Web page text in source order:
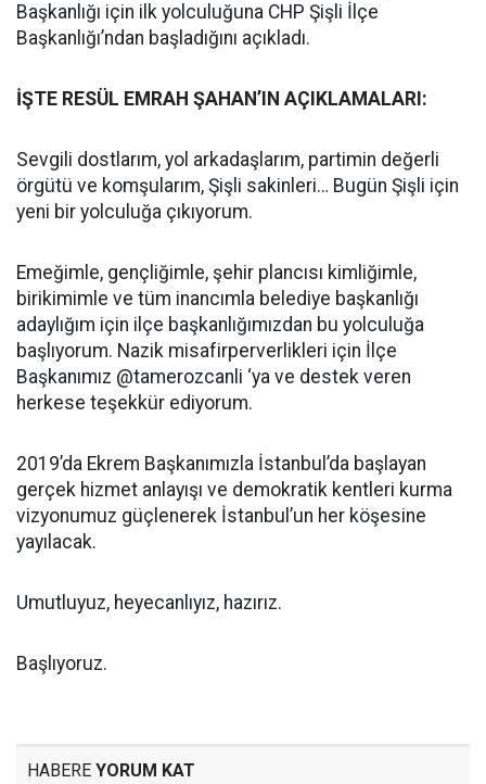
Başkanlığı için ilk yolculuğuna CHP Şişli İlçe
Başkanlığı’ndan başladığını açıkladı.
İŞTE RESÜL EMRAH ŞAHAN’IN AÇIKLAMALARI:
Sevgili dostlarım, yol arkadaşlarım, partimin değerli
örgütü ve komşularım, Şişli sakinleri… Bugün Şişli için
yeni bir yolculuğa çıkıyorum.
Emeğimle, gençliğimle, şehir plancısı kimliğimle,
birikimimle ve tüm inancımla belediye başkanlığı
adaylığım için ilçe başkanlığımızdan bu yolculuğa
başlıyorum. Nazik misafirperverlikleri için İlçe
Başkanımız @tamerozcanli ‘ya ve destek veren
herkese teşekkür ediyorum.
2019’da Ekrem Başkanımızla İstanbul’da başlayan
gerçek hizmet anlayışı ve demokratik kentleri kurma
vizyonumuz güçlenerek İstanbul’un her köşesine
yayılacak.
Umutluyuz, heyecanlıyız, hazırız.
Başlıyoruz.
HABERE YORUM KAT